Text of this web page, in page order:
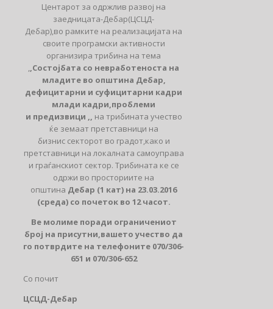
Центарот за одржлив развој на
заедницата-Дебар(ЦСЦД-
Дебар),во рамките на реализацијата на
своите програмски активности
организира трибина на тема
,,Состоjбата со невработеноста на
младите во општина Дебар,
дефицитарни и суфицитарни кадри
млади кадри,проблеми
и предизвици ,, на трибината учество
ќе земаат претставници на
бизнис секторот во градот,како и
претставници на локалната самоуправа
и граѓанскиот сектор. Трибината ке се
одржи во просториите на
општина Дебар (1 кат) на 23.03.2016
(среда) со почеток во 12 часот.
Ве молиме поради ограничениот
број на присутни,вашето учество да
го потврдите на телефоните 070/306-
651 и 070/306-652
Со почит
ЦСЦД-Дебар